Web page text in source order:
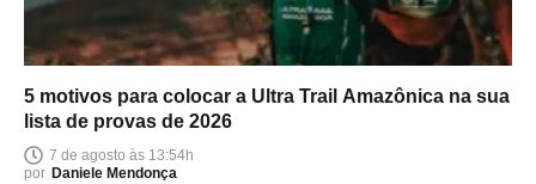
5 motivos para colocar a Ultra Trail Amazônica na sua
lista de provas de 2026
7 de agosto às 13:54h
por Daniele Mendonça